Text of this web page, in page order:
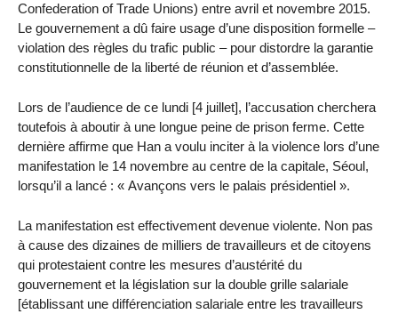
Confederation of Trade Unions) entre avril et novembre 2015.
Le gouvernement a dû faire usage d’une disposition formelle –
violation des règles du trafic public – pour distordre la garantie
constitutionnelle de la liberté de réunion et d’assemblée.
Lors de l’audience de ce lundi [4 juillet], l’accusation cherchera
toutefois à aboutir à une longue peine de prison ferme. Cette
dernière affirme que Han a voulu inciter à la violence lors d’une
manifestation le 14 novembre au centre de la capitale, Séoul,
lorsqu’il a lancé : « Avançons vers le palais présidentiel ».
La manifestation est effectivement devenue violente. Non pas
à cause des dizaines de milliers de travailleurs et de citoyens
qui protestaient contre les mesures d’austérité du
gouvernement et la législation sur la double grille salariale
[établissant une différenciation salariale entre les travailleurs